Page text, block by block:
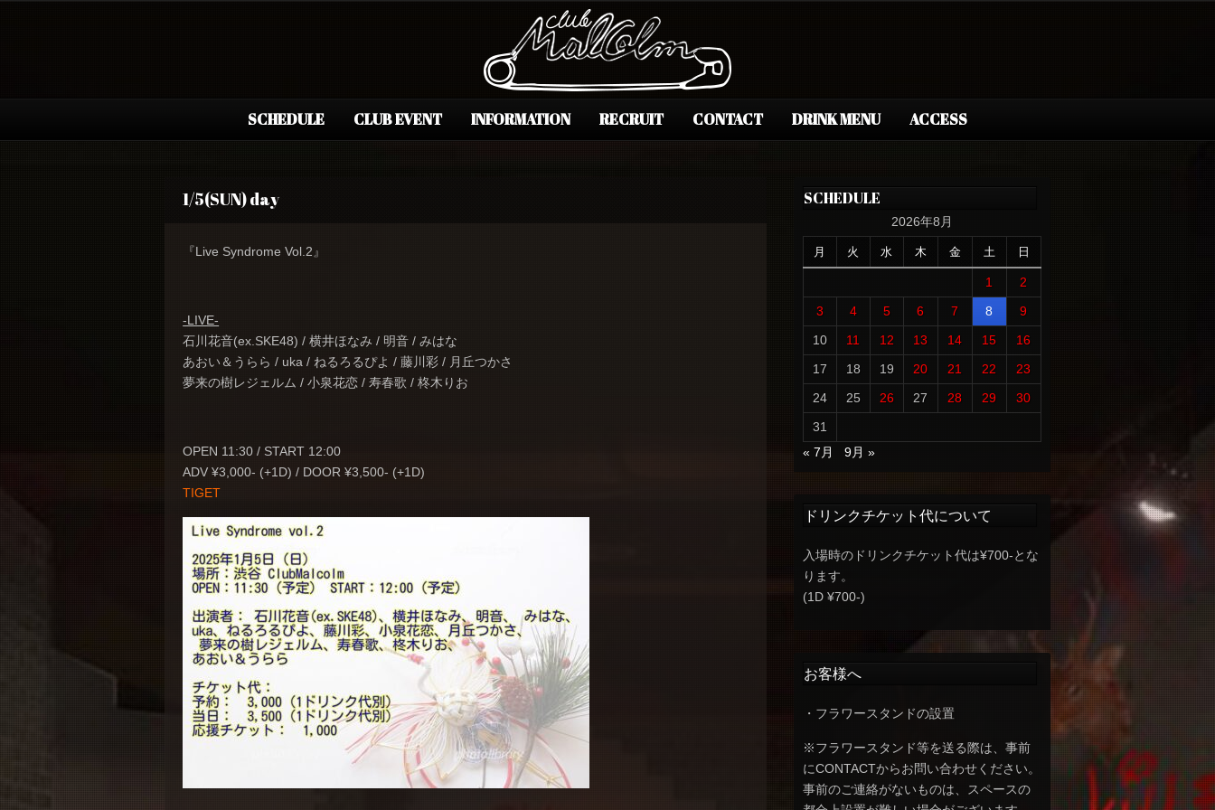
SCHEDULE CLUB EVENT INFORMATION RECRUIT CONTACT DRINK MENU ACCESS
1/5(SUN) day
『Live Syndrome Vol.2』
-LIVE-
石川花音(ex.SKE48) / 横井ほなみ / 明音 / みはな
あおい＆うらら / uka / ねるろるぴよ / 藤川彩 / 月丘つかさ
夢来の樹レジェルム / 小泉花恋 / 寿春歌 / 柊木りお
OPEN 11:30 / START 12:00
ADV ¥3,000- (+1D) / DOOR¥3,500- (+1D)
TIGET
SCHEDULE
2026年8月
月 火 水 木 金 土 日
1
2
3
4 5 6 7 8
9
10
11 12 13 14 15
16
17
18 19 20 21 22
23
24
25 26 27 28 29
30
31
« 7月
9月 »
ドリンクチケット代について
入場時のドリンクチケット代は¥700-とな
ります。
(1D ¥700-)
お客様へ
・フラワースタンドの設置
※フラワースタンド等を送る際は、事前
にCONTACTからお問い合わせください。
事前のご連絡がないものは、スペースの